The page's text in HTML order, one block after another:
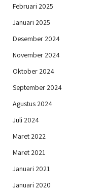
Februari 2025
Januari 2025
Desember 2024
November 2024
Oktober 2024
September 2024
Agustus 2024
Juli 2024
Maret 2022
Maret 2021
Januari 2021
Januari 2020